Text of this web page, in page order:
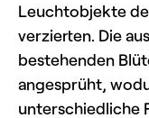
Leuchtobjekte
verzierten. Die
bestehenden
angesprüht,
unterschiedliche